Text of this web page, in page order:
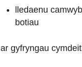
lledaenu
botiau
ar gyfryngau